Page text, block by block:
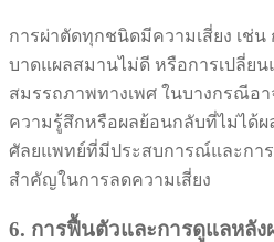
การผ่าตัดทุกชนิดมีความเสี่ยง เช่น
บาดแผลสมานไม่ดี หรือการเปลี่ย
สมรรถภาพทางเพศ ในบางกรณีอา
ความรู้สึกหรือผลย้อนกลับที่ไม่ได้ผ
ศัลยแพทย์ที่มีประสบการณ์และกา
สำคัญในการลดความเสี่ยง
6. การฟื้นตัวและการดูแลหลัง